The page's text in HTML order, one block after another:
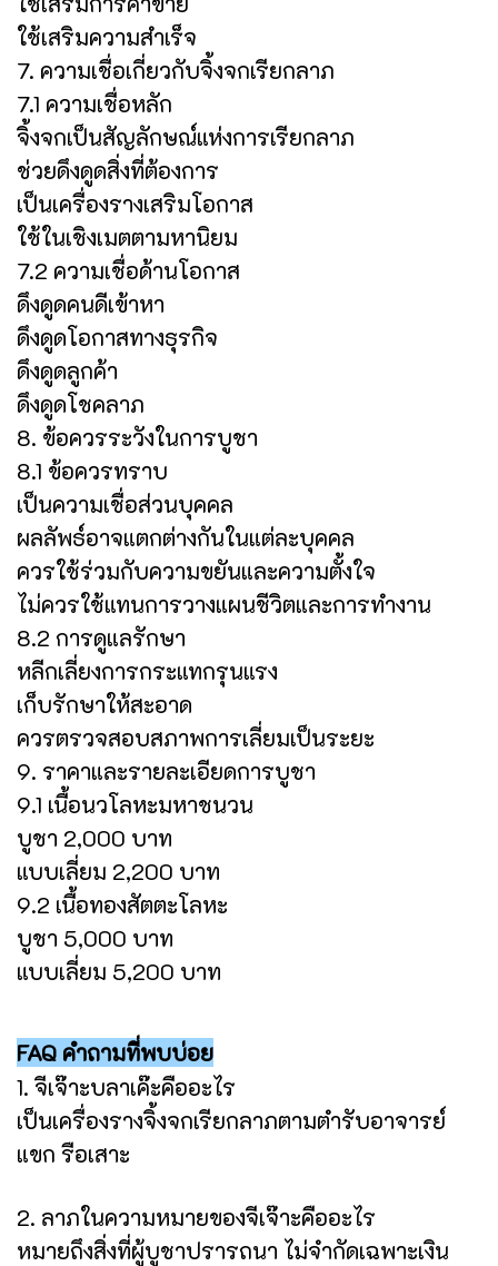
ใช้เสริมความสำเร็จ
7. ความเชื่อเกี่ยวกับจิ้งจกเรียกลาภ
7.1 ความเชื่อหลัก
จิ้งจกเป็นสัญลักษณ์แห่งการเรียกลาภ
ช่วยดึงดูดสิ่งที่ต้องการ
เป็นเครื่องรางเสริมโอกาส
ใช้ในเชิงเมตตามหานิยม
7.2 ความเชื่อด้านโอกาส
ดึงดูดคนดีเข้าหา
ดึงดูดโอกาสทางธุรกิจ
ดึงดูดลูกค้า
ดึงดูดโชคลาภ
8. ข้อควรระวังในการบูชา
8.1 ข้อควรทราบ
เป็นความเชื่อส่วนบุคคล
ผลลัพธ์อาจแตกต่างกันในแต่ละบุคคล
ควรใช้ร่วมกับความขยันและความตั้งใจ
ไม่ควรใช้แทนการวางแผนชีวิตและการทำงาน
8.2 การดูแลรักษา
หลีกเลี่ยงการกระแทกรุนแรง
เก็บรักษาให้สะอาด
ควรตรวจสอบสภาพการเลี่ยมเป็นระยะ
9. ราคาและรายละเอียดการบูชา
9.1 เนื้อนวโลหะมหาชนวน
บูชา 2,000 บาท
แบบเลี่ยม 2,200 บาท
9.2 เนื้อทองสัตตะโลหะ
บูชา 5,000 บาท
แบบเลี่ยม 5,200 บาท
FAQ คำถามที่พบบ่อย
1. จีเจ๊าะบลาเค๊ะคืออะไร
เป็นเครื่องรางจิ้งจกเรียกลาภตามตำรับอาจารย์
แขก รือเสาะ
2. ลาภในความหมายของจีเจ๊าะคืออะไร
หมายถึงสิ่งที่ผู้บูชาปรารถนา ไม่จำกัดเฉพาะเงิน